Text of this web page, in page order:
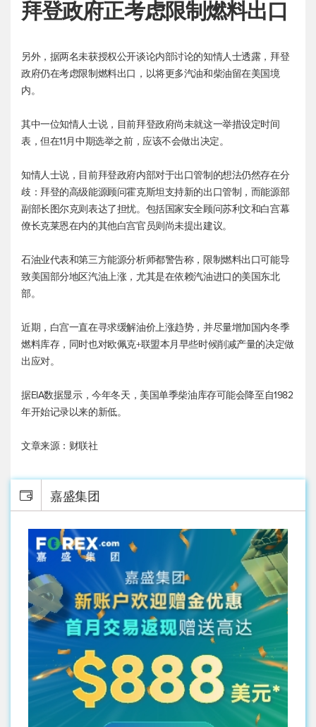
拜登政府正考虑限制燃料出口
另外，据两名未获授权公开谈论内部讨论的知情人士透露，拜登
政府仍在考虑限制燃料出口，以将更多汽油和柴油留在美国境
内。
其中一位知情人士说，目前拜登政府尚未就这一举措设定时间
表，但在11月中期选举之前，应该不会做出决定。
知情人士说，目前拜登政府内部对于出口管制的想法仍然存在分
歧：拜登的高级能源顾问霍克斯坦支持新的出口管制，而能源部
副部长图尔克则表达了担忧。包括国家安全顾问苏利文和白宫幕
僚长克莱恩在内的其他白宫官员则尚未提出建议。
石油业代表和第三方能源分析师都警告称，限制燃料出口可能导
致美国部分地区汽油上涨，尤其是在依赖汽油进口的美国东北
部。
近期，白宫一直在寻求缓解油价上涨趋势，并尽量增加国内冬季
燃料库存，同时也对欧佩克+联盟本月早些时候削减产量的决定做
出应对。
据EIA数据显示，今年冬天，美国单季柴油库存可能会降至自1982
年开始记录以来的新低。
文章来源：财联社
嘉盛集团